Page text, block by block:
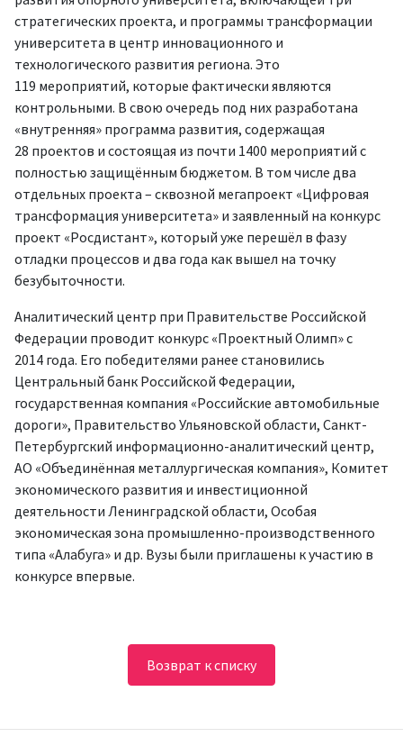
стратегических проекта, и программы трансформации
университета в центр инновационного и
технологического развития региона. Это
119 мероприятий, которые фактически являются
контрольными. В свою очередь под них разработана
«внутренняя» программа развития, содержащая
28 проектов и состоящая из почти 1400 мероприятий с
полностью защищённым бюджетом. В том числе два
отдельных проекта – сквозной мегапроект «Цифровая
трансформация университета» и заявленный на конкурс
проект «Росдистант», который уже перешёл в фазу
отладки процессов и два года как вышел на точку
безубыточности.
Аналитический центр при Правительстве Российской
Федерации проводит конкурс «Проектный Олимп» с
2014 года. Его победителями ранее становились
Центральный банк Российской Федерации,
государственная компания «Российские автомобильные
дороги», Правительство Ульяновской области, Санкт-
Петербургский информационно-аналитический центр,
АО «Объединённая металлургическая компания», Комитет
экономического развития и инвестиционной
деятельности Ленинградской области, Особая
экономическая зона промышленно-производственного
типа «Алабуга» и др. Вузы были приглашены к участию в
конкурсе впервые.
Возврат к списку